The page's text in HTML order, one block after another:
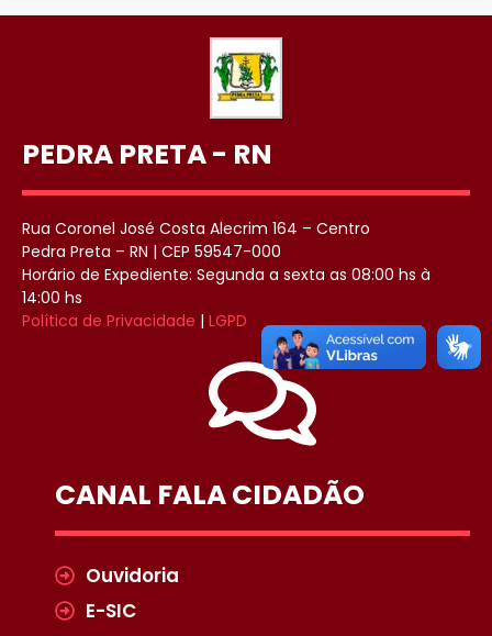
PEDRA PRETA - RN
Rua Coronel José Costa Alecrim 164 – Centro
Pedra Preta – RN | CEP 59547-000
Horário de Expediente: Segunda a sexta as 08:00 hs à
14:00 hs
Política de Privacidade | LGPD
CANAL FALA CIDADÃO
Ouvidoria
E-SIC